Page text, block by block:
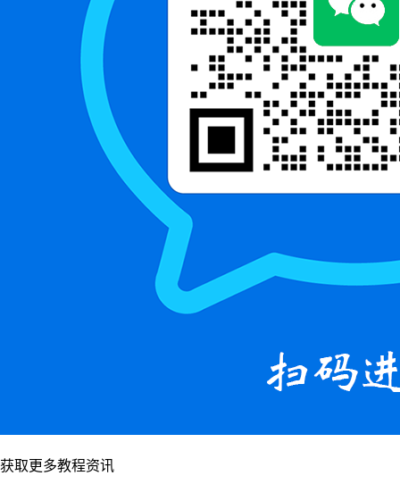
获取更多教程资讯